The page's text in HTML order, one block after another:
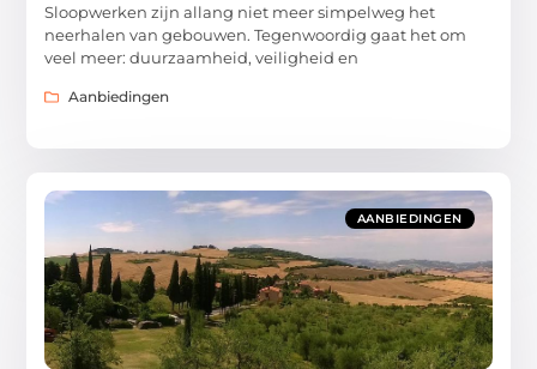
Sloopwerken zijn allang niet meer simpelweg het
neerhalen van gebouwen. Tegenwoordig gaat het om
veel meer: duurzaamheid, veiligheid en
Aanbiedingen
AANBIEDINGEN